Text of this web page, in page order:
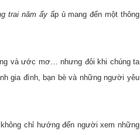
trai năm ấyấp ủ mang đến một thông
và ước mơ… nhưng đôi khi chúng ta
gia đình, bạn bè và những người yêu
không chỉ hướng đến người xem những